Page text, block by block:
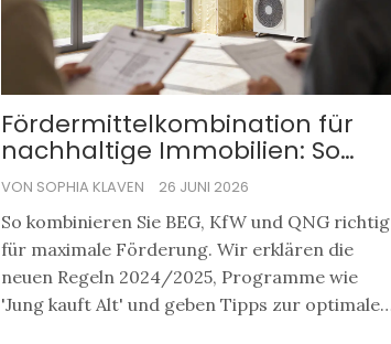
Fördermittelkombination für
nachhaltige Immobilien: So
stapeln Sie BEG, KfW und QNG
richtig
VON SOPHIA KLAVEN 26 JUNI 2026
So kombinieren Sie BEG, KfW und QNG richtig
für maximale Förderung. Wir erklären die
neuen Regeln 2024/2025, Programme wie
'Jung kauft Alt' und geben Tipps zur optimalen